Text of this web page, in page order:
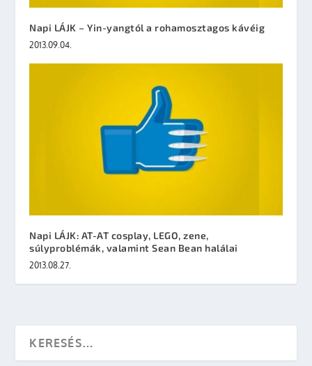
Napi LÁJK – Yin-yangtól a rohamosztagos kávéig
2013.09.04.
Napi LÁJK: AT-AT cosplay, LEGO, zene,
súlyproblémák, valamint Sean Bean halálai
2013.08.27.